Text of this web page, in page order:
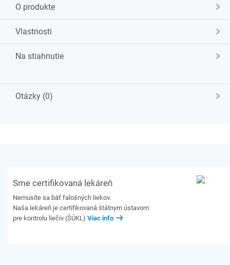
O produkte
Vlastnosti
Na stiahnutie
Otázky (0)
Sme certifikovaná lekáreň
Nemusíte sa báť falošných liekov.
Naša lekáreň je certifikovaná štátnym ústavom
pre kontrolu liečiv (ŠÚKL) Viac info